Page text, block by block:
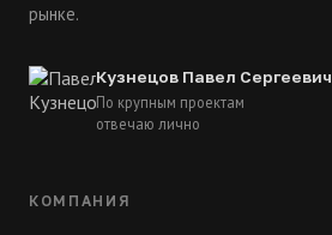
рынке.
Кузнецов Павел Сергеевич
По крупным проектам
отвечаю лично
КОМПАНИЯ